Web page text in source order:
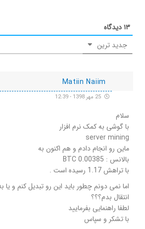
۱۳دیدگاه
جدید ترین
Matiin Naiim
سلام
با گوشی به کمک نرم افزار
server mining
ماین رو انجام دادم و هم اکنون به
بالانس : BTC 0.00385
با تراهش 1.17 رسیده است .
اما نمی دونم چطور باید این رو تبدیل کنم و
انتقال بدم؟؟؟
لطفا راهنمایی بفرمایید
با تشکر و سپاس